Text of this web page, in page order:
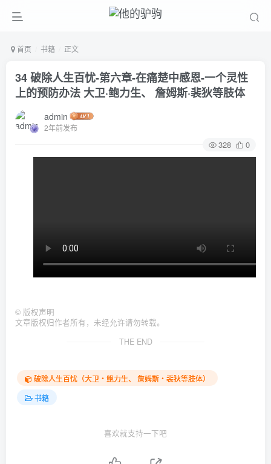
首页 书籍 正文
34 破除人生百忧-第六章-在痛楚中感恩-一个灵性
上的预防办法 大卫·鲍力生、 詹姆斯·裴狄等肢体
admin
2年前发布
328 0
© 版权声明
文章版权归作者所有，未经允许请勿转载。
THE END
破除人生百忧（大卫‧鲍力生、 詹姆斯‧裴狄等肢体）
书籍
喜欢就支持一下吧